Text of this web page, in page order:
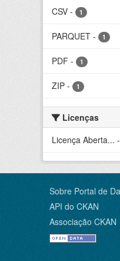
CSV - 1
PARQUET - 1
PDF - 1
ZIP - 1
Licenças
Licença Aberta... -
Sobre Portal de
API do CKAN
Associação CKAN